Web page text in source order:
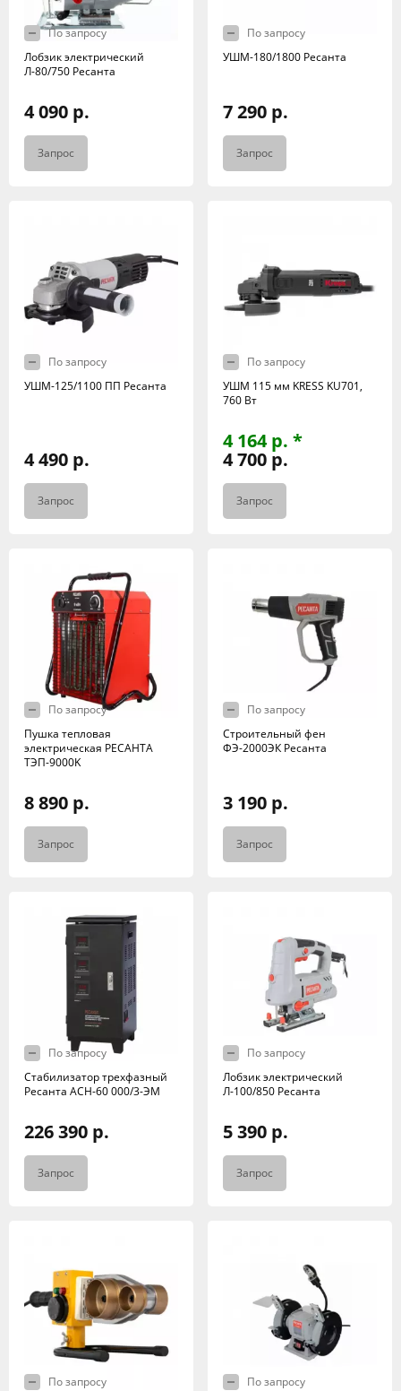
По запросу
Лобзик электрический
Л-80/750 Ресанта
4 090 р.
Запрос
По запросу
УШМ-180/1800 Ресанта
7 290 р.
Запрос
По запросу
УШМ-125/1100 ПП Ресанта
4 490 р.
Запрос
По запросу
УШМ 115 мм KRESS KU701,
760 Вт
4 164 р. *
4 700 р.
Запрос
По запросу
Пушка тепловая
электрическая РЕСАНТА
ТЭП-9000K
8 890 р.
Запрос
По запросу
Строительный фен
ФЭ-2000ЭК Ресанта
3 190 р.
Запрос
По запросу
Стабилизатор трехфазный
Ресанта АСН-60 000/3-ЭМ
226 390 р.
Запрос
По запросу
Лобзик электрический
Л-100/850 Ресанта
5 390 р.
Запрос
По запросу По запросу